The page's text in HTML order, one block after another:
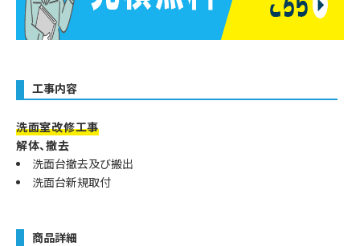
工事内容
洗面室改修工事
解体、撤去
洗面台撤去及び搬出
洗面台新規取付
商品詳細